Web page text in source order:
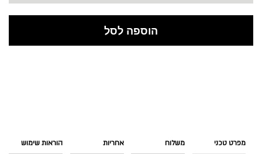
הוספה לסל
מפרט טכני משלוח אחריות הוראות שימוש